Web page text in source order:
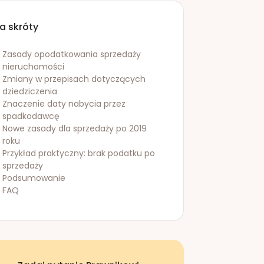
skróty
Zasady opodatkowania sprzedaży
nieruchomości
Zmiany w przepisach dotyczących
dziedziczenia
Znaczenie daty nabycia przez
spadkodawcę
Nowe zasady dla sprzedaży po 2019
roku
Przykład praktyczny: brak podatku po
sprzedaży
Podsumowanie
FAQ